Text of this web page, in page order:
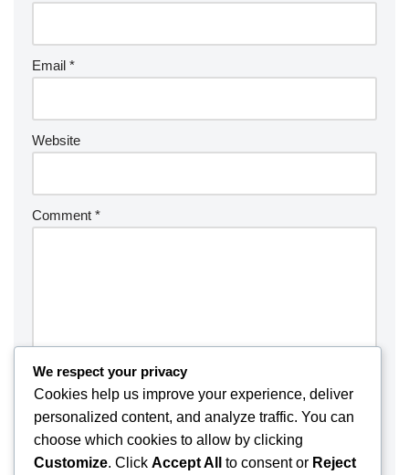
Email *
Website
Comment *
Save my name, email, and website in this browser for the
We respect your privacy
Cookies help us improve your experience, deliver
personalized content, and analyze traffic. You can
choose which cookies to allow by clicking
Customize. Click Accept All to consent or Reject